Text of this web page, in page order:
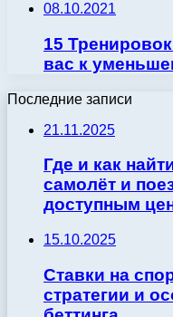
08.10.2021
15
вас к
Последние записи
21.11.2025
Где и как
самолёт и
доступным
15.10.2025
Ставки на
стратегии и